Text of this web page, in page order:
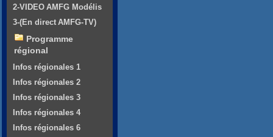
2-VIDEO AMFG Modélis
3-(En direct AMFG-TV)
Programme
régional
Infos régionales 1
Infos régionales 2
Infos régionales 3
Infos régionales 4
Infos régionales 6